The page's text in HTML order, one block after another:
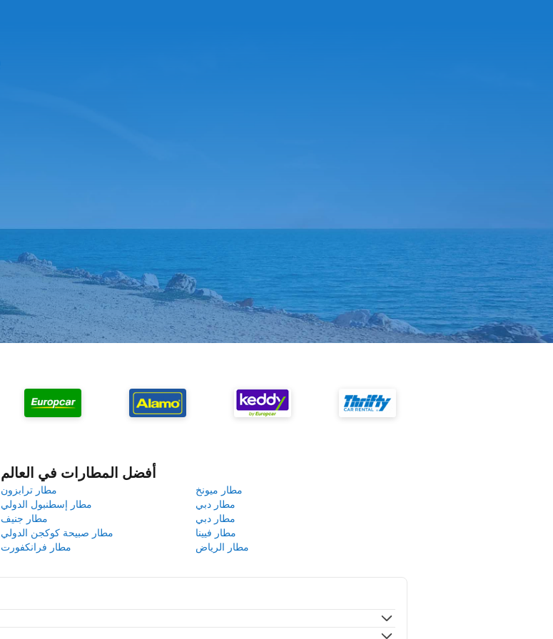
أفضل المطارات في العالم
مطار ترابزون
مطار ميونخ
مطار إسطنبول الدولي
مطار دبي
مطار جنيف
مطار دبي
مطار صبيحة كوكجن الدولي
مطار فيينا
مطار فرانكفورت
مطار الرياض